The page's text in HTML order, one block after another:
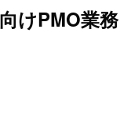
けPMO業務